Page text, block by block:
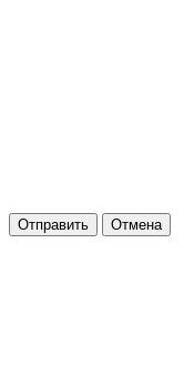
Отправить Отмена